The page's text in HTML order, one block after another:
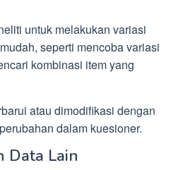
untuk melakukan variasi
seperti mencoba variasi
kombinasi item yang
atau dimodifikasi dengan
dalam kuesioner.
Data Lain